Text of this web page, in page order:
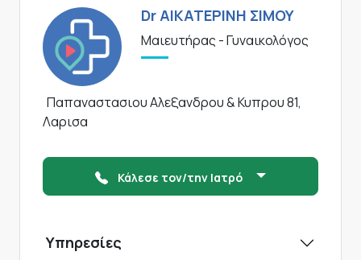
Dr ΑΙΚΑΤΕΡΙΝΗ ΣΙΜΟΥ
Μαιευτήρας - Γυναικολόγος
Παπαναστασιου Αλεξανδρου & Κυπρου 81,
Λαρισα
Κάλεσε τον/την Ιατρό
Υπηρεσίες